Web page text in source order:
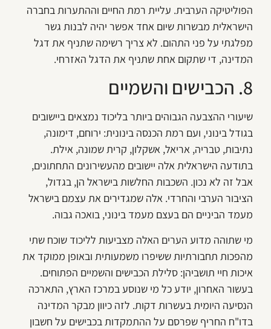
הפוליטיקה הערבית. עליית רמת החיים וההתערות בחברה
הישראלית מבשרות שיום אחד אפשר יהיה לבנות גשר
מפלגתי על פני התהום. לא צריך רשימה שתניף את דגל
המדינה, די שתקום אחת שתניף את הדגל האזרחי.
8. הכבישים והשמיים
שיעורי ההצבעה הגבוהים ביותר בליכוד נמצאים ביישובים
בגודל בינוני, ועם רמת הכנסה בינונית: ירוחם, דימונה,
נתיבות, טבריה, אריאל, אשקלון, קרית שמונה, אילת.
בתודעה הישראלית אלה יישובים מהעשירונים התחתונים,
אבל זה לא נכון. השכבות החלשות בישראל הן, בגדול,
הציבור הערבי והחרדי. אלה שמגדירים את עצמם בישראל
מעמד הביניים הם בעצם מעמד בינוני, בואכה גבוה.
מי שתוהה מדוע הערים האלה מצביעות לליכוד שוכח שתי
מהפכות תחבורתיות ששיפרו משמעותית ובאופן ממוקד את
איכות חיי תושביהן: סלילת הכבישים והשמיים הפתוחים.
בעשור האחרון, יודע כל מי שנוסע במרכז הארץ, התארכה
הנסיעה היומית בעשרות דקות. לזה כיוון מבקר המדינה
בדו"ח החריף שפרסם על ההתמקדות בכבישים על חשבון